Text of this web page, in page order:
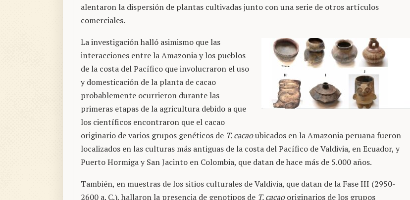
alentaron la dispersión de plantas cultivadas junto con una serie de otros artículos
comerciales.
La investigación halló asimismo que las
interacciones entre la Amazonia y los pueblos
de la costa del Pacífico que involucraron el uso
y domesticación de la planta de cacao
probablemente ocurrieron durante las
primeras etapas de la agricultura debido a que
los científicos encontraron que el cacao
originario de varios grupos genéticos de T. cacaoubicados en la Amazonia peruana fueron
localizados en las culturas más antiguas de la costa del Pacífico de Valdivia, en Ecuador, y
Puerto Hormiga y San Jacinto en Colombia, que datan de hace más de 5.000 años.
También, en muestras de los sitios culturales de Valdivia, que datan de la Fase III (2950-
2600 a. C.), hallaron la presencia de genotipos de T. cacaooriginarios de los grupos